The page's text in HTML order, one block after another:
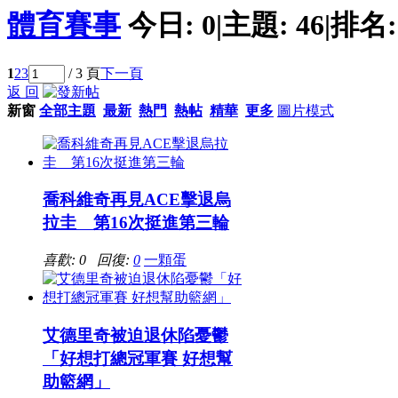
體育賽事 今日: 0|主題: 46|排
123 / 3 頁下一頁
返 回
新窗 全部主題 最新 熱門 熱帖 精華 更多 圖片模式
喬科維奇再見ACE擊退烏
拉圭 第16次挺進第三輪
喜歡: 0 回復: 0 一顆蛋
艾德里奇被迫退休陷憂鬱
「好想打總冠軍賽 好想幫
助籃網」